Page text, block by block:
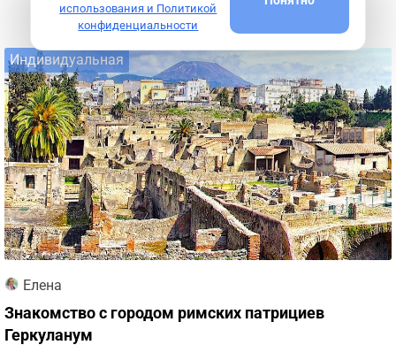
Индивидуальная
Елена
Знакомство с городом римских патрициев
Геркуланум
использования и Политикой
конфиденциальности